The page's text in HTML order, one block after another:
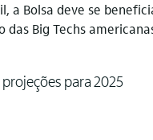
a Bolsa deve se
das Big Techs
para 2025